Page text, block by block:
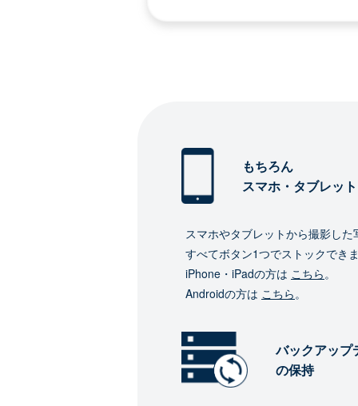
もちろん
スマホ・タブレッ
スマホやタブレットから撮影した
すべてボタン1つでストックでき
iPhone・iPadの方は こちら。
Androidの方は こちら。
バックアップ
の保持